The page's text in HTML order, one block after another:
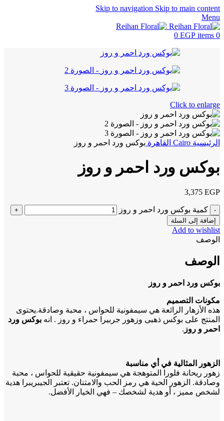
Skip to navigation Skip to main content
Menu
0
items
0 EGP
Click to enlarge
الرئيسية Cairo القاهرة بوكس ورد احمر و روز
بوكس ورد احمر و روز
3,375 EGP
كمية بوكس ورد احمر و روز
إضافة إلى السلة
Add to wishlist
الوصف
الوصف
بوكس ورد احمر و روز
مكونات التصميم
هذه الأزهار الرائعة هي سيمفونية للحواس ، محبة وصادقة.يحتوى
المنتج على بوكس ذهبى وزهور جربيرا حمراء و روز . انه بوكس ورد
احمر و روز .
الزهور المثالية في أي مناسبة
زهور ريحانة فلورا المتوهجة هي سيمفونية حقيقية للحواس ، محبة
وصادقة. الزهور الحية هي رمز الحب والامتنان. تعتبر الجيبريبرا هدية
لشخص مميز ، أو هدية لشخصك – فهي الخيار الأفضل.